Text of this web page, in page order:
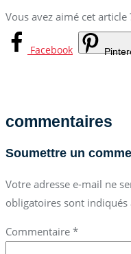
Vous avez aimé cet article
Facebook
commentaires
Soumettre un
Votre adresse e-mail ne
obligatoires sont indiqués
Commentaire *